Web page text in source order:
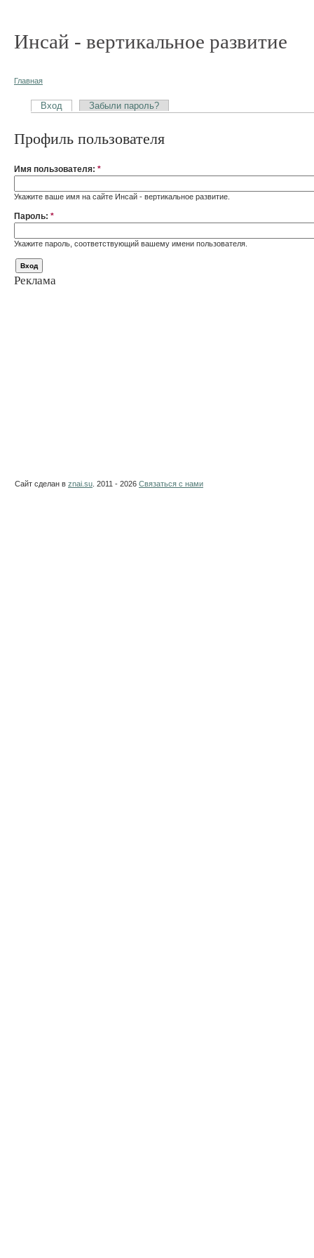
Инсай - вертикальное развитие
Главная
Вход Забыли пароль?
Профиль пользователя
Имя пользователя: *
Укажите ваше имя на сайте Инсай - вертикальное развитие.
Пароль: *
Укажите пароль, соответствующий вашему имени пользователя.
Реклама
Сайт сделан в znai.su . 2011 - 2026 Связаться с нами